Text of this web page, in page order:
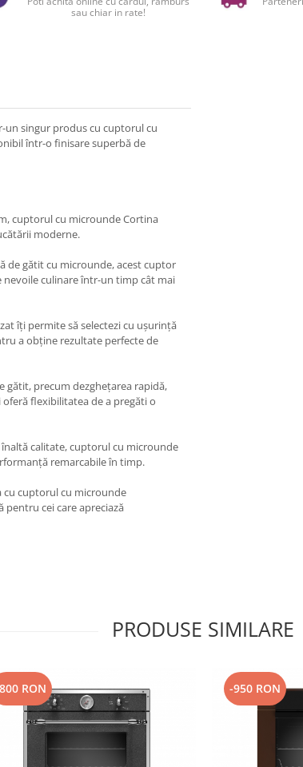
sau chiar in rate!
un singur produs cu cuptorul cu
într-o finisare superbă de
cuptorul cu microunde Cortina
moderne.
de gătit cu microunde, acest cuptor
culinare într-un timp cât mai
îți permite să selectezi cu ușurință
a obține rezultate perfecte de
precum dezghețarea rapidă,
flexibilitatea de a pregăti o
calitate, cuptorul cu microunde
remarcabile în timp.
cu cuptorul cu microunde
pentru cei care apreciază
PRODUSE SIMILARE
RON -950 RON